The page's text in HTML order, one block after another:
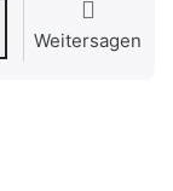
Weitersagen